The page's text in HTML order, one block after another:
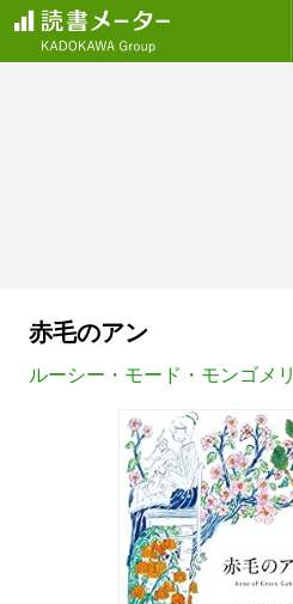
赤毛のアン
ルーシー・モード・モンゴメリ